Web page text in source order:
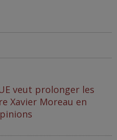
veut prolonger les
Xavier Moreau en